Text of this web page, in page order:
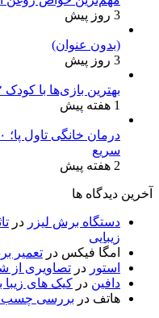
3 روز پیش
(بدون عنوان)
3 روز پیش
بهترین بازی‌ها با کودک ۲ ساله
1 هفته پیش
سریع
2 هفته پیش
آخرین دیدگاه ها
دستگاه برش لیزر در
زیبایی
امگا فیکس در تعمیر
استور در تصاویری از
دافین در کیک های
هاتف در بررسی چسب